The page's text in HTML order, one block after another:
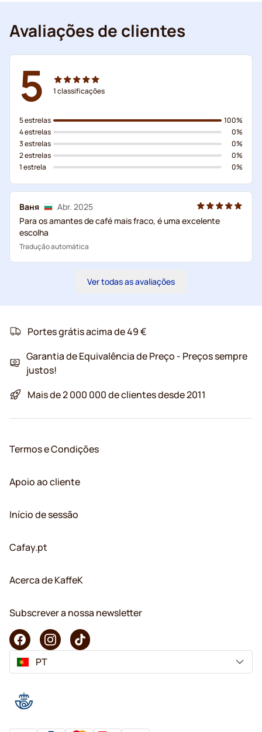
Avaliações de clientes
5 1classificações
5 estrelas
4 estrelas
3 estrelas
2 estrelas
1 estrela
100%
0%
0%
0%
0%
Ваня
Abr. 2025
Para os amantes de café mais fraco, é uma excelente
escolha
Tradução automática
Ver todas as avaliações
Portes grátis acima de 49 €
Garantia de Equivalência de Preço - Preços sempre
justos!
Mais de 2 000 000 de clientes desde 2011
Termos e Condições
Apoio ao cliente
Início de sessão
Cafay.pt
Acerca de KaffeK
Subscrever a nossa newsletter
PT